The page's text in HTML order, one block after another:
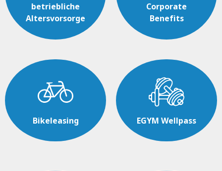
betriebliche
Altersvorsorge
Bikeleasing
Corporate
Benefits
EGYM Wellpass